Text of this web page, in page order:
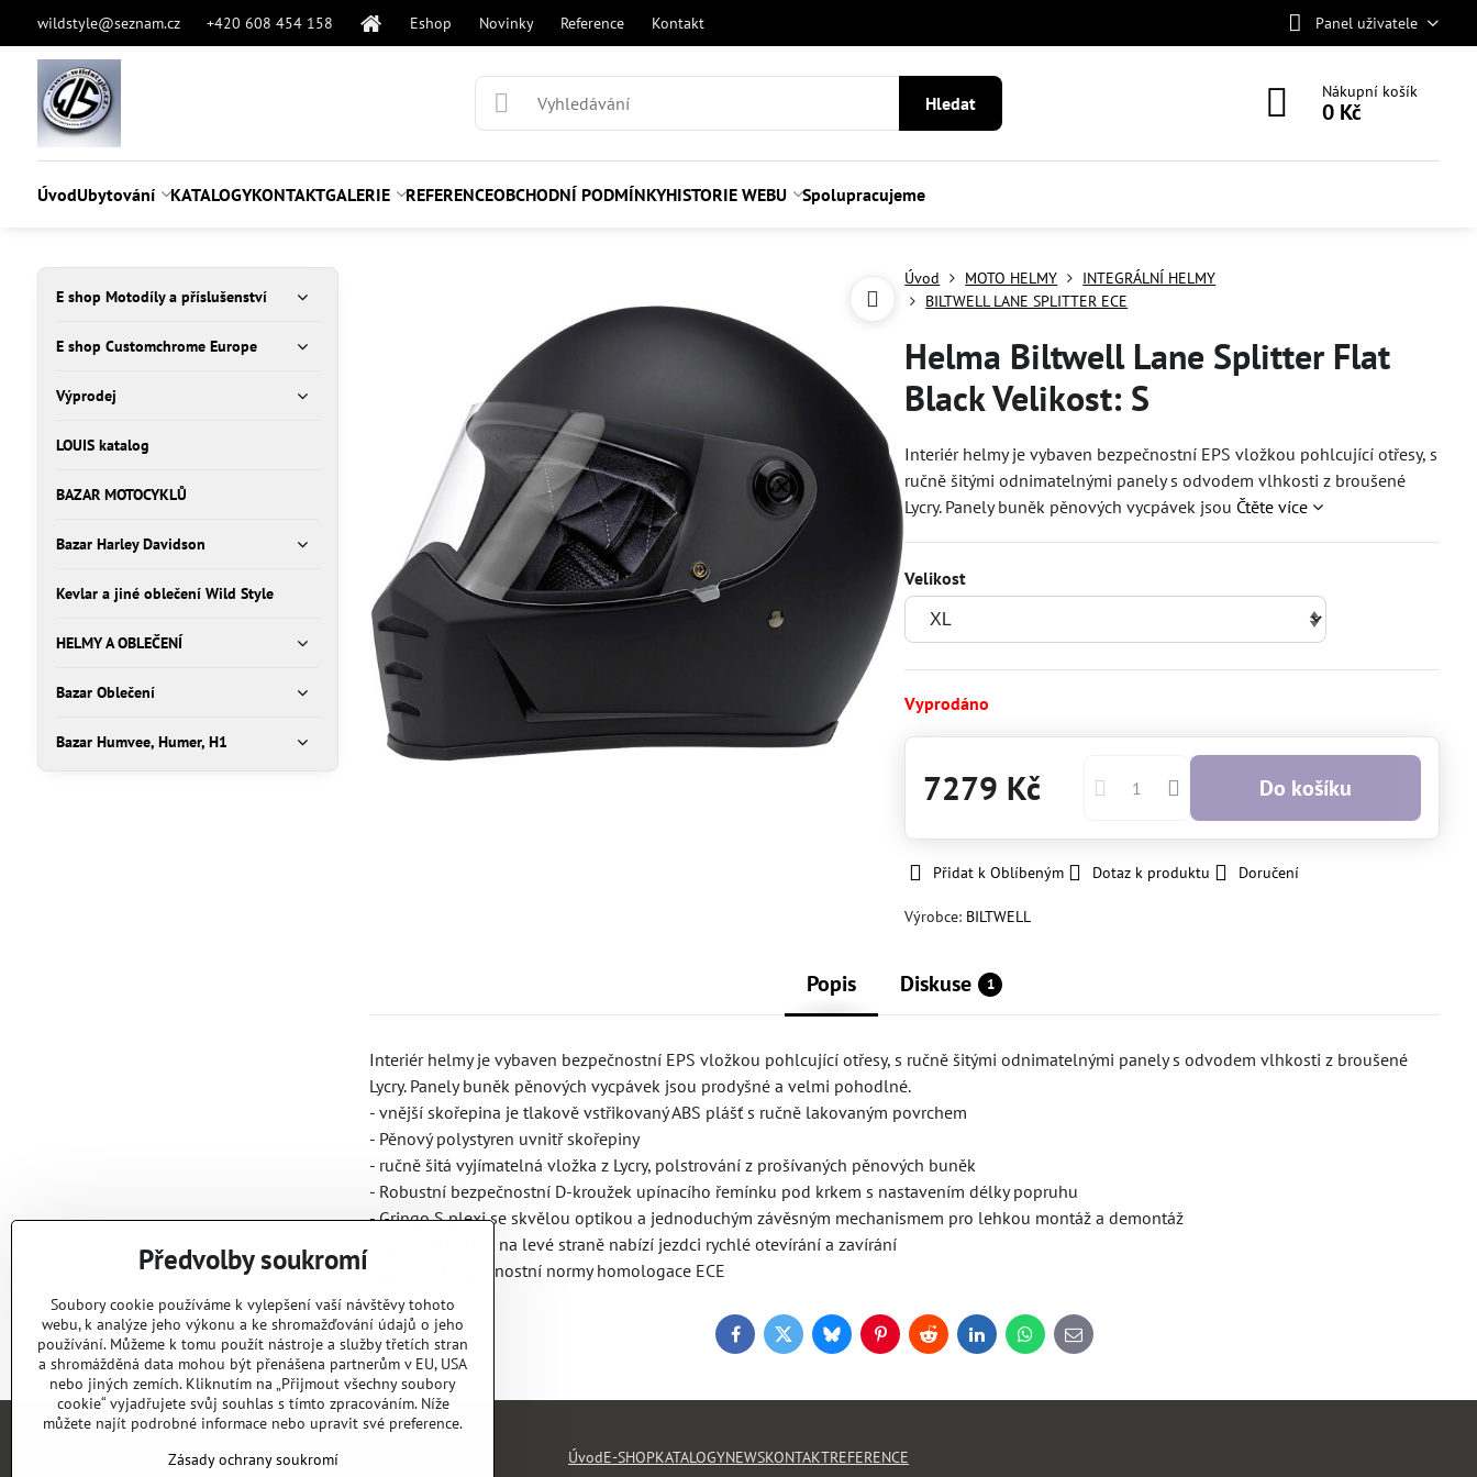
wildstyle@seznam.cz +420 608 454 158 Eshop Novinky Reference Kontakt Panel uživatele
Hledat
Nákupní košík
0 Kč
ÚvodUbytování KATALOGYKONTAKTGALERIE REFERENCEOBCHODNÍ PODMÍNKYHISTORIE WEBU Spolupracujeme
Úvod MOTO HELMY
INTEGRÁLNÍ HELMY
BILTWELL LANE SPLITTER ECE
Helma Biltwell Lane Splitter Flat
Black Velikost: S
Interiér helmy je vybaven bezpečnostní EPS vložkou pohlcující otřesy, s
ručně šitými odnimatelnými panely s odvodem vlhkosti z broušené
Lycry. Panely buněk pěnových vycpávek jsou Čtěte více
Velikost
Vyprodáno
7279 Kč Do košíku
Přidat k Oblíbeným Dotaz k produktu Doručení
Výrobce: BILTWELL
Popis Diskuse 1
Interiér helmy je vybaven bezpečnostní EPS vložkou pohlcující otřesy, s ručně šitými odnimatelnými panely s odvodem vlhkosti z broušené
Lycry. Panely buněk pěnových vycpávek jsou prodyšné a velmi pohodlné.
- vnější skořepina je tlakově vstřikovaný ABS plášť s ručně lakovaným povrchem
- Pěnový polystyren uvnitř skořepiny
- ručně šitá vyjímatelná vložka z Lycry, polstrování z prošívaných pěnových buněk
- Robustní bezpečnostní D-kroužek upínacího řemínku pod krkem s nastavením délky popruhu
- Gringo S plexi se skvělou optikou a jednoduchým závěsným mechanismem pro lehkou montáž a demontáž
- Zamykací úchyt na levé straně nabízí jezdci rychlé otevírání a zavírání
- Splňuje bezpečnostní normy homologace ECE
FacebookTwitterBlueskyPinterestRedditLinkedInWhatsApp
E-
mail
E shop Motodíly a příslušenství
E shop Customchrome Europe
Výprodej
LOUIS katalog
BAZAR MOTOCYKLŮ
Bazar Harley Davidson
Kevlar a jiné oblečení Wild Style
HELMY A OBLEČENÍ
Bazar Oblečení
Bazar Humvee, Humer, H1
ÚvodE-SHOPKATALOGYNEWSKONTAKTREFERENCE
Předvolby soukromí
Soubory cookie používáme k vylepšení vaší návštěvy tohoto
webu, k analýze jeho výkonu a ke shromažďování údajů o jeho
používání. Můžeme k tomu použít nástroje a služby třetích stran
a shromážděná data mohou být přenášena partnerům v EU, USA
nebo jiných zemích. Kliknutím na „Přijmout všechny soubory
cookie“ vyjadřujete svůj souhlas s tímto zpracováním. Níže
můžete najít podrobné informace nebo upravit své preference.
Zásady ochrany soukromí